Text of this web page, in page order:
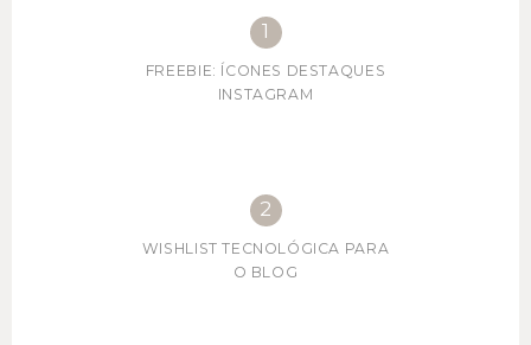
FREEBIE: ÍCONES DESTAQUES
INSTAGRAM
WISHLIST TECNOLÓGICA PARA
O BLOG